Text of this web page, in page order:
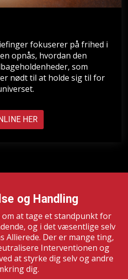
fokuserer på frihed i
opnås, hvordan den
som
nødt til at holde sig til for
HER
og Handling
om at tage et standpunkt for
og i det væsentlige selv
Allierede. Der er mange ting,
Interventionen og
at styrke dig selv og andre
dig.